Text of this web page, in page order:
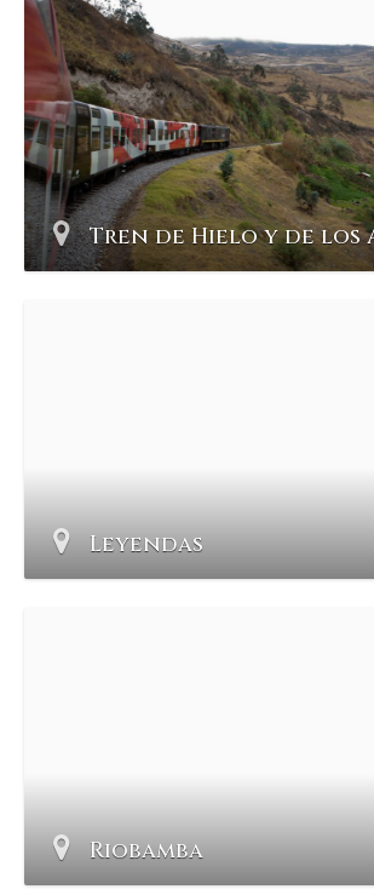
Tren de Hielo y de los
Leyendas
Riobamba